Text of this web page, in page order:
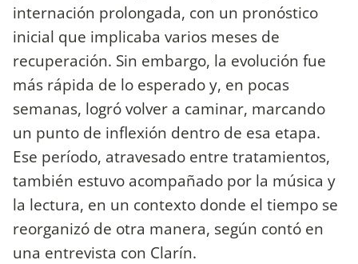
internación prolongada, con un pronóstico
inicial que implicaba varios meses de
recuperación. Sin embargo, la evolución fue
más rápida de lo esperado y, en pocas
semanas, logró volver a caminar, marcando
un punto de inflexión dentro de esa etapa.
Ese período, atravesado entre tratamientos,
también estuvo acompañado por la música y
la lectura, en un contexto donde el tiempo se
reorganizó de otra manera, según contó en
una entrevista con Clarín.